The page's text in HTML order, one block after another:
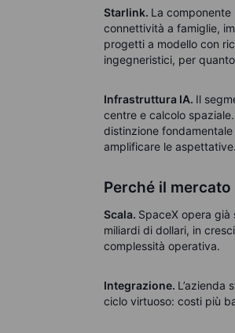
Starlink. La
connettività a famiglie,
progetti a modello con
ingegneristici, per
Infrastruttura IA. Il
centre e calcolo
distinzione
amplificare le aspettative.
Perché il
Scala. SpaceX opera
miliardi di dollari, in
complessità operativa.
Integrazione. L’azienda
ciclo virtuoso: costi più